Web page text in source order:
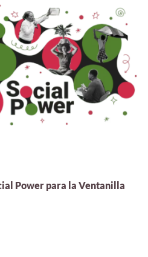
Power para la Ventanilla